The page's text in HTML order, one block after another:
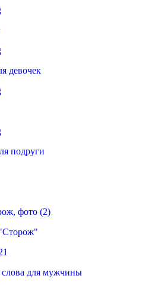
девочек
подруги
для мужчины